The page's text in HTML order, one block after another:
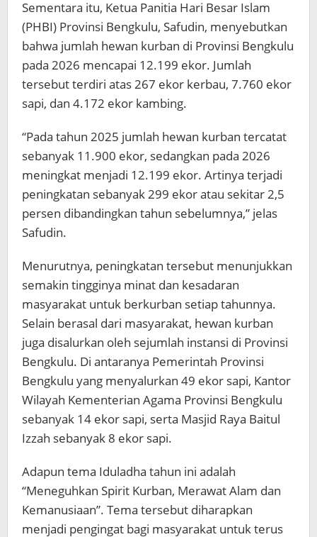
Sementara itu, Ketua Panitia Hari Besar Islam
(PHBI) Provinsi Bengkulu, Safudin, menyebutkan
bahwa jumlah hewan kurban di Provinsi Bengkulu
pada 2026 mencapai 12.199 ekor. Jumlah
tersebut terdiri atas 267 ekor kerbau, 7.760 ekor
sapi, dan 4.172 ekor kambing.
“Pada tahun 2025 jumlah hewan kurban tercatat
sebanyak 11.900 ekor, sedangkan pada 2026
meningkat menjadi 12.199 ekor. Artinya terjadi
peningkatan sebanyak 299 ekor atau sekitar 2,5
persen dibandingkan tahun sebelumnya,” jelas
Safudin.
Menurutnya, peningkatan tersebut menunjukkan
semakin tingginya minat dan kesadaran
masyarakat untuk berkurban setiap tahunnya.
Selain berasal dari masyarakat, hewan kurban
juga disalurkan oleh sejumlah instansi di Provinsi
Bengkulu. Di antaranya Pemerintah Provinsi
Bengkulu yang menyalurkan 49 ekor sapi, Kantor
Wilayah Kementerian Agama Provinsi Bengkulu
sebanyak 14 ekor sapi, serta Masjid Raya Baitul
Izzah sebanyak 8 ekor sapi.
Adapun tema Iduladha tahun ini adalah
“Meneguhkan Spirit Kurban, Merawat Alam dan
Kemanusiaan”. Tema tersebut diharapkan
menjadi pengingat bagi masyarakat untuk terus